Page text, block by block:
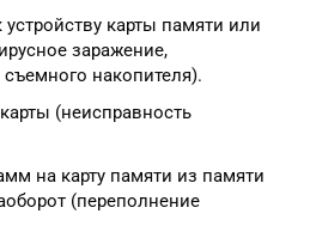
карты памяти или
заражение,
накопителя).
(неисправность
на карту памяти из памяти
(переполнение